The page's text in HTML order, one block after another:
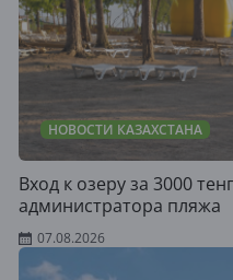
НОВОСТИ КАЗАХСТАНА
Вход к озеру за 3000
администратора пляжа
07.08.2026